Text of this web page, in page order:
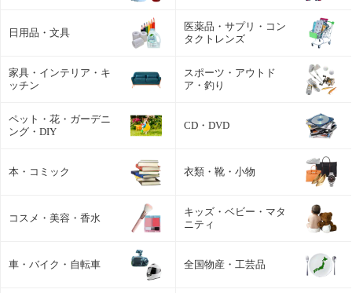
日用品・文具
医薬品・サプリ・コン
タクトレンズ
家具・インテリア・キ
ッチン
スポーツ・アウトド
ア・釣り
ペット・花・ガーデニ
ング・DIY
CD・DVD
本・コミック 衣類・靴・小物
コスメ・美容・香水
キッズ・ベビー・マタ
ニティ
車・バイク・自転車 全国物産・工芸品